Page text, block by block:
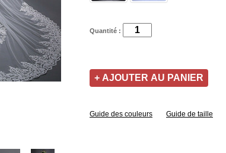
Quantité :
Guide des couleurs Guide de taille